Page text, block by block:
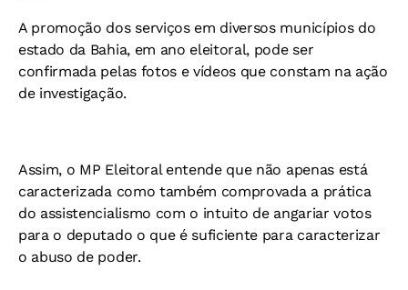
A promoção dos serviços em diversos municípios do
estado da Bahia, em ano eleitoral, pode ser
confirmada pelas fotos e vídeos que constam na ação
de investigação.
Assim, o MP Eleitoral entende que não apenas está
caracterizada como também comprovada a prática
do assistencialismo com o intuito de angariar votos
para o deputado o que é suficiente para caracterizar
o abuso de poder.